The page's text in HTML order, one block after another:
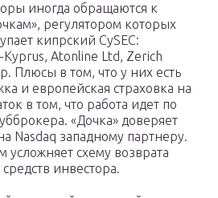
иногда обращаются к
регулятором которых
кипрский CySEC:
Kyprus, Atonline Ltd, Zerich
Плюсы в том, что у них есть
и европейская страховка на
в том, что работа идет по
«Дочка» доверяет
Nasdaq западному партнеру.
усложняет схему возврата
инвестора.